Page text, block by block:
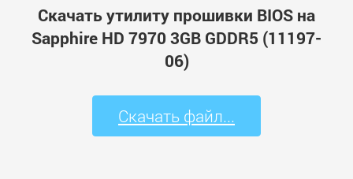
Скачать утилиту прошивки BIOS на
Sapphire HD 7970 3GB GDDR5 (11197-
06)
Скачать файл...